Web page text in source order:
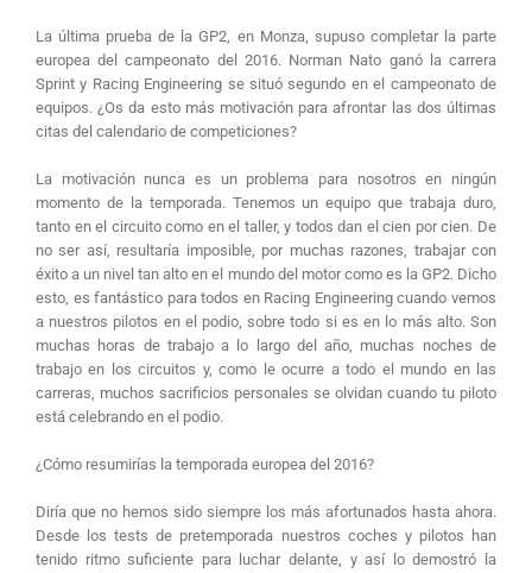
La última prueba de la GP2, en Monza, supuso completar la parte
europea del campeonato del 2016. Norman Nato ganó la carrera
Sprint y Racing Engineering se situó segundo en el campeonato de
equipos. ¿Os da esto más motivación para afrontar las dos últimas
citas del calendario de competiciones?
La motivación nunca es un problema para nosotros en ningún
momento de la temporada. Tenemos un equipo que trabaja duro,
tanto en el circuito como en el taller, y todos dan el cien por cien. De
no ser así, resultaría imposible, por muchas razones, trabajar con
éxito a un nivel tan alto en el mundo del motor como es la GP2. Dicho
esto, es fantástico para todos en Racing Engineering cuando vemos
a nuestros pilotos en el podio, sobre todo si es en lo más alto. Son
muchas horas de trabajo a lo largo del año, muchas noches de
trabajo en los circuitos y, como le ocurre a todo el mundo en las
carreras, muchos sacrificios personales se olvidan cuando tu piloto
está celebrando en el podio.
¿Cómo resumirías la temporada europea del 2016?
Diría que no hemos sido siempre los más afortunados hasta ahora.
Desde los tests de pretemporada nuestros coches y pilotos han
tenido ritmo suficiente para luchar delante, y así lo demostró la